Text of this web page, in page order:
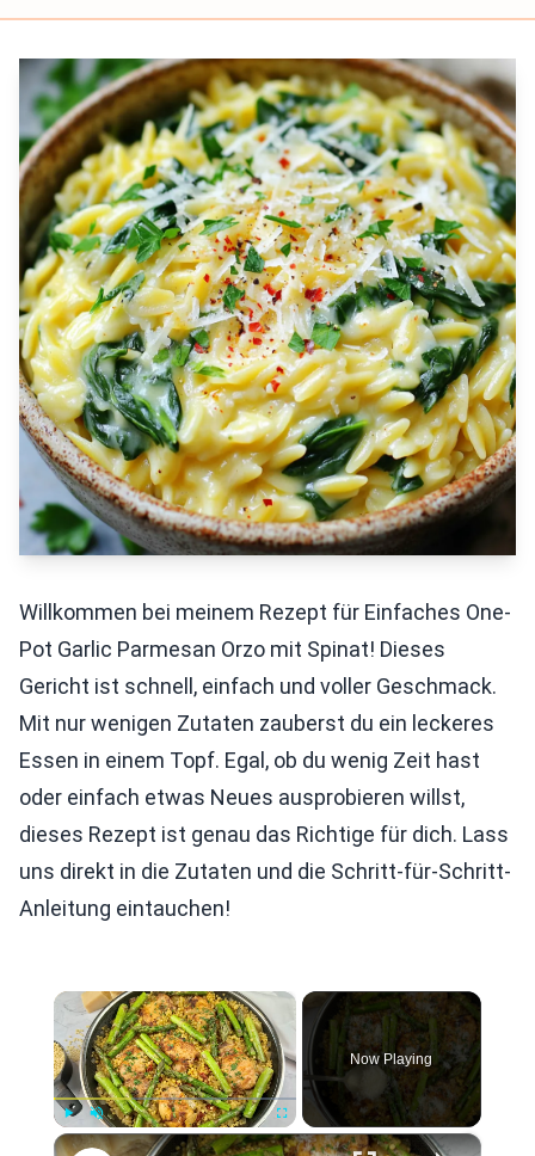
Willkommen bei meinem Rezept für Einfaches One-
Pot Garlic Parmesan Orzo mit Spinat! Dieses
Gericht ist schnell, einfach und voller Geschmack.
Mit nur wenigen Zutaten zauberst du ein leckeres
Essen in einem Topf. Egal, ob du wenig Zeit hast
oder einfach etwas Neues ausprobieren willst,
dieses Rezept ist genau das Richtige für dich. Lass
uns direkt in die Zutaten und die Schritt-für-Schritt-
Anleitung eintauchen!
×
Play Unmute Fullscreen
Now Playing
×